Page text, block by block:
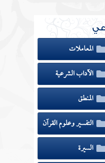
المعاملات
الآداب الشرعية
المنطق
التفسير وعلوم القرآن
السيرة